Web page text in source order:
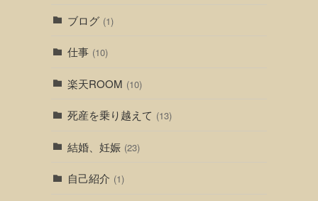
ブログ (1)
仕事 (10)
楽天ROOM (10)
死産を乗り越えて (13)
結婚、妊娠 (23)
自己紹介 (1)